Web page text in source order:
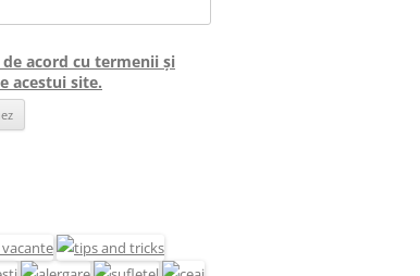
acord cu termenii și
acestui site.